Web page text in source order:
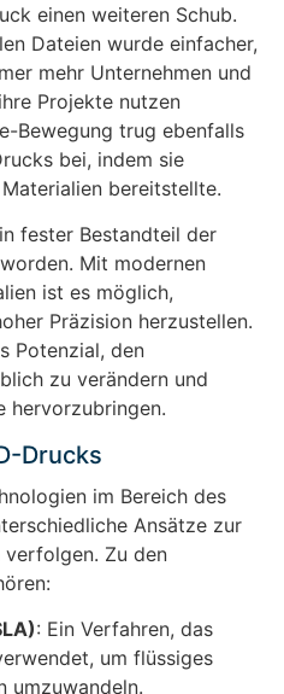
einen weiteren Schub.
Dateien wurde einfacher,
mehr Unternehmen und
Projekte nutzen
Bewegung trug ebenfalls
bei, indem sie
bereitstellte.
fester Bestandteil der
Mit modernen
ist es möglich,
Präzision herzustellen.
Potenzial, den
zu verändern und
hervorzubringen.
Drucks
im Bereich des
Ansätze zur
Zu den
: Ein Verfahren, das
um flüssiges
umzuwandeln.